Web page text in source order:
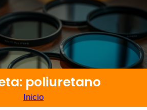
poliuretano
Inicio